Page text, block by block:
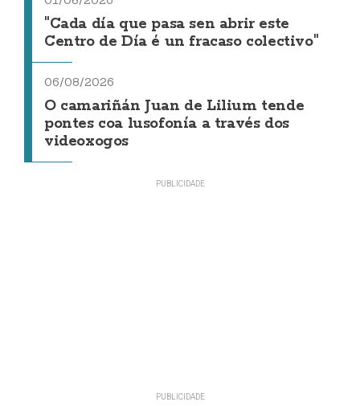
"Cada día que pasa sen abrir este
Centro de Día é un fracaso colectivo"
06/08/2026
O camariñán Juan de Lilium tende
pontes coa lusofonía a través dos
videoxogos